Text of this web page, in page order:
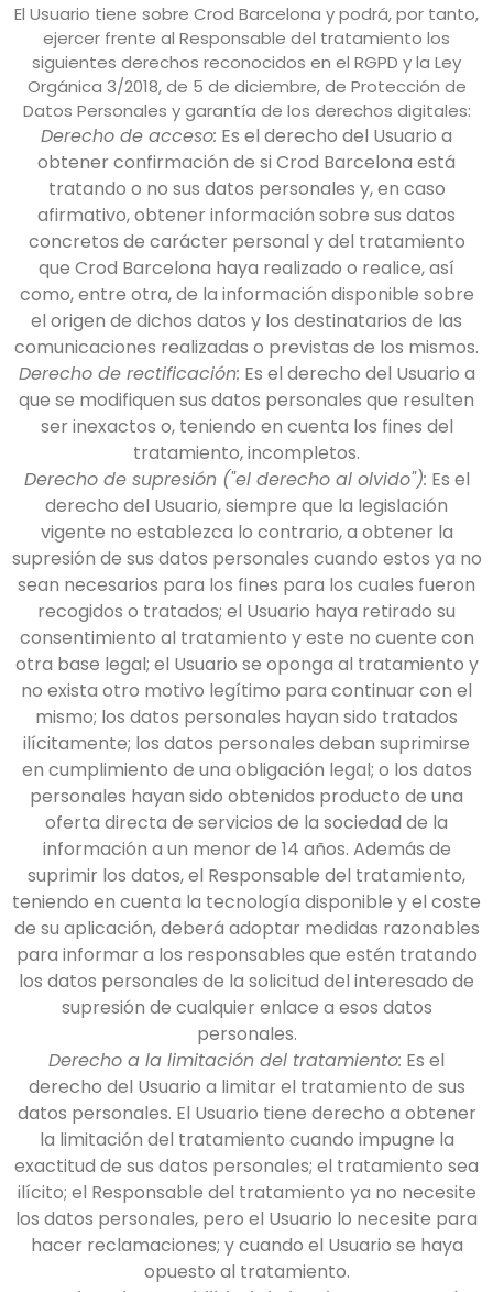
El Usuario tiene sobre Crod Barcelona y podrá, por tanto,
ejercer frente al Responsable del tratamiento los
siguientes derechos reconocidos en el RGPD y la Ley
Orgánica 3/2018, de 5 de diciembre, de Protección de
Datos Personales y garantía de los derechos digitales:
Derecho de acceso: Es el derecho del Usuario a
obtener confirmación de si Crod Barcelona está
tratando o no sus datos personales y, en caso
afirmativo, obtener información sobre sus datos
concretos de carácter personal y del tratamiento
que Crod Barcelona haya realizado o realice, así
como, entre otra, de la información disponible sobre
el origen de dichos datos y los destinatarios de las
comunicaciones realizadas o previstas de los mismos.
Derecho de rectificación: Es el derecho del Usuario a
que se modifiquen sus datos personales que resulten
ser inexactos o, teniendo en cuenta los fines del
tratamiento, incompletos.
Derecho de supresión ("el derecho al olvido"): Es el
derecho del Usuario, siempre que la legislación
vigente no establezca lo contrario, a obtener la
supresión de sus datos personales cuando estos ya no
sean necesarios para los fines para los cuales fueron
recogidos o tratados; el Usuario haya retirado su
consentimiento al tratamiento y este no cuente con
otra base legal; el Usuario se oponga al tratamiento y
no exista otro motivo legítimo para continuar con el
mismo; los datos personales hayan sido tratados
ilícitamente; los datos personales deban suprimirse
en cumplimiento de una obligación legal; o los datos
personales hayan sido obtenidos producto de una
oferta directa de servicios de la sociedad de la
información a un menor de 14 años. Además de
suprimir los datos, el Responsable del tratamiento,
teniendo en cuenta la tecnología disponible y el coste
de su aplicación, deberá adoptar medidas razonables
para informar a los responsables que estén tratando
los datos personales de la solicitud del interesado de
supresión de cualquier enlace a esos datos
personales.
Derecho a la limitación del tratamiento: Es el
derecho del Usuario a limitar el tratamiento de sus
datos personales. El Usuario tiene derecho a obtener
la limitación del tratamiento cuando impugne la
exactitud de sus datos personales; el tratamiento sea
ilícito; el Responsable del tratamiento ya no necesite
los datos personales, pero el Usuario lo necesite para
hacer reclamaciones; y cuando el Usuario se haya
opuesto al tratamiento.